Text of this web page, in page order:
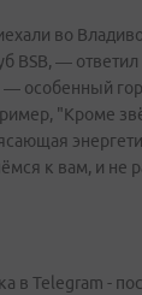
во
BSB, —
— особенный
"Кроме
к вам, и не
в Telegram -